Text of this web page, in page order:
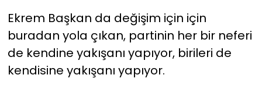
Ekrem Başkan da değişim için için
buradan yola çıkan, partinin her bir neferi
de kendine yakışanı yapıyor, birileri de
kendisine yakışanı yapıyor.